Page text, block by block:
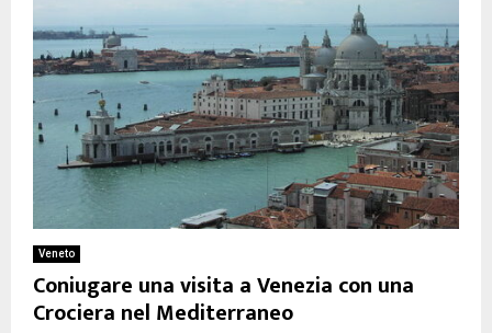
Veneto
Coniugare una visita a Venezia con una
Crociera nel Mediterraneo